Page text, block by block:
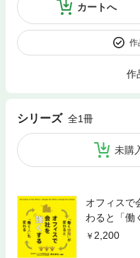
カートへ
作
作
シリーズ 全1冊
未購
オフィス
わると「働
2,200